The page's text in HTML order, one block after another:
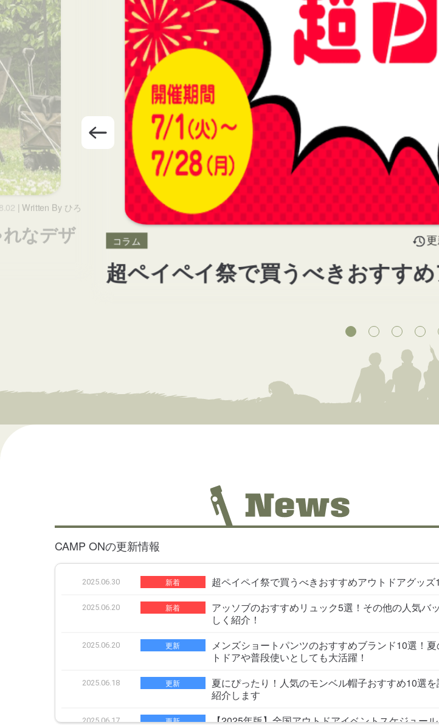
| Written By ひろ
なデザ コラム
超ペイペイ祭で買うべきおすす
CAMP ONの更新情報
2025.06.30 新着 超ペイペイ祭で買うべきおすすめアウトドアグッズ
2025.06.20 新着
アッソブのおすすめリュック5選！その他の人気バ
しく紹介！
2025.06.20 更新
メンズショートパンツのおすすめブランド10選！夏
トドアや普段使いとしても大活躍！
2025.06.18 更新
夏にぴったり！人気のモンベル帽子おすすめ10選を
紹介します
2025.06.17 更新
【2025年版】全国アウトドアイベントスケジュー